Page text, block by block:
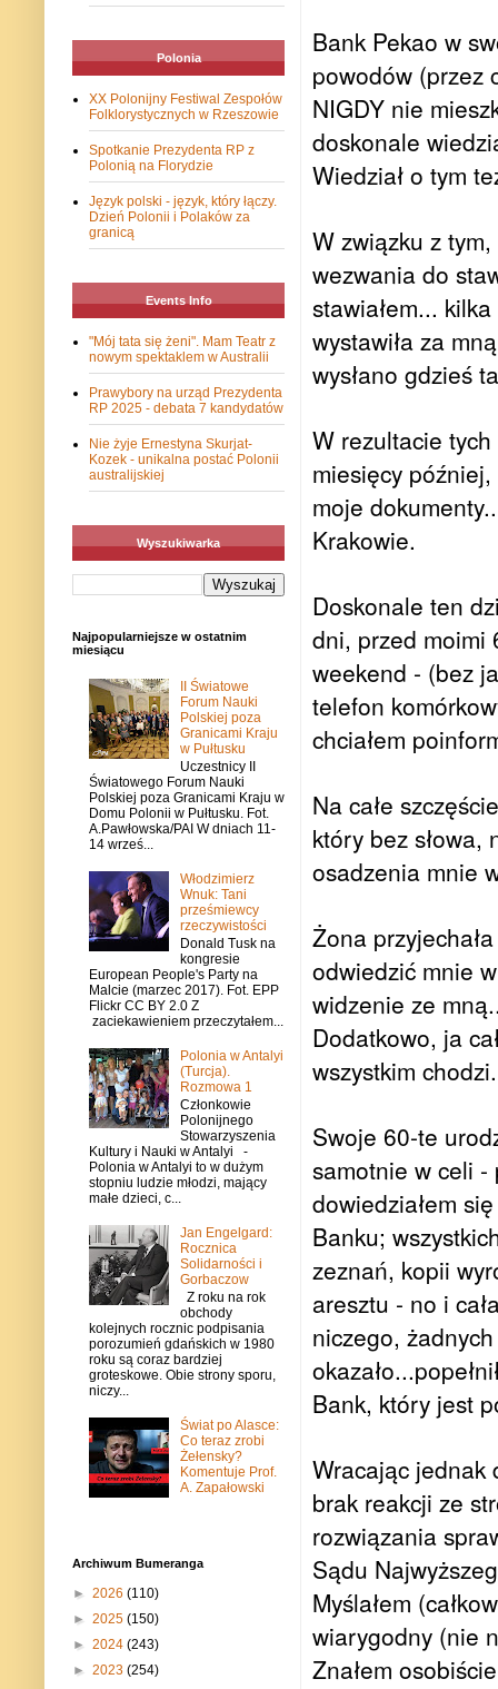
Bank Pekao w
powodów (przez
NIGDY nie
doskonale
Wiedział o tym
W związku z
wezwania do
stawiałem...
wystawiła za
wysłano gdzieś
W rezultacie
miesięcy
moje
Krakowie.
Doskonale ten
dni, przed
weekend - (bez
telefon
chciałem
Na całe
który bez słowa,
osadzenia mnie
Żona
odwiedzić mnie
widzenie ze
Dodatkowo, ja
wszystkim chodzi.
Swoje 60-te
samotnie w celi -
dowiedziałem
Banku;
zeznań, kopii
aresztu - no i
niczego,
Bank, który jest
Wracając jednak
brak reakcji ze
rozwiązania
Sądu
Myślałem
wiarygodny (nie
Znałem
Polonia
XX Polonijny Festiwal Zespołów
Folklorystycznych w Rzeszowie
Spotkanie Prezydenta RP z
Polonią na Florydzie
Język polski - język, który łączy.
Dzień Polonii i Polaków za
granicą
Events Info
"Mój tata się żeni". Mam Teatr z
nowym spektaklem w Australii
Prawybory na urząd Prezydenta
RP 2025 - debata 7 kandydatów
Nie żyje Ernestyna Skurjat-
Kozek - unikalna postać Polonii
australijskiej
Wyszukiwarka
Najpopularniejsze w ostatnim
miesiącu
II Światowe
Forum Nauki
Polskiej poza
Granicami Kraju
w Pułtusku
Uczestnicy II
Światowego Forum Nauki
Polskiej poza Granicami Kraju w
Domu Polonii w Pułtusku. Fot.
A.Pawłowska/PAI W dniach 11-
14 wrześ...
Włodzimierz
Wnuk: Tani
prześmiewcy
rzeczywistości
Donald Tusk na
kongresie
European People's Party na
Malcie (marzec 2017). Fot. EPP
Flickr CC BY 2.0 Z
zaciekawieniem przeczytałem...
Polonia w Antalyi
(Turcja).
Rozmowa 1
Członkowie
Polonijnego
Stowarzyszenia
Kultury i Nauki w Antalyi -
Polonia w Antalyi to w dużym
stopniu ludzie młodzi, mający
małe dzieci, c...
Jan Engelgard:
Rocznica
Solidarności i
Gorbaczow
Z roku na rok
obchody
kolejnych rocznic podpisania
porozumień gdańskich w 1980
roku są coraz bardziej
groteskowe. Obie strony sporu,
niczy...
Świat po Alasce:
Co teraz zrobi
Żełensky?
Komentuje Prof.
A. Zapałowski
Archiwum Bumeranga
► 2026 (110)
► 2025 (150)
► 2024 (243)
► 2023 (254)